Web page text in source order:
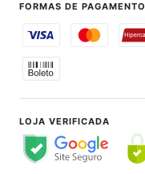
FORMAS DE PAGAMENTO
LOJA VERIFICADA